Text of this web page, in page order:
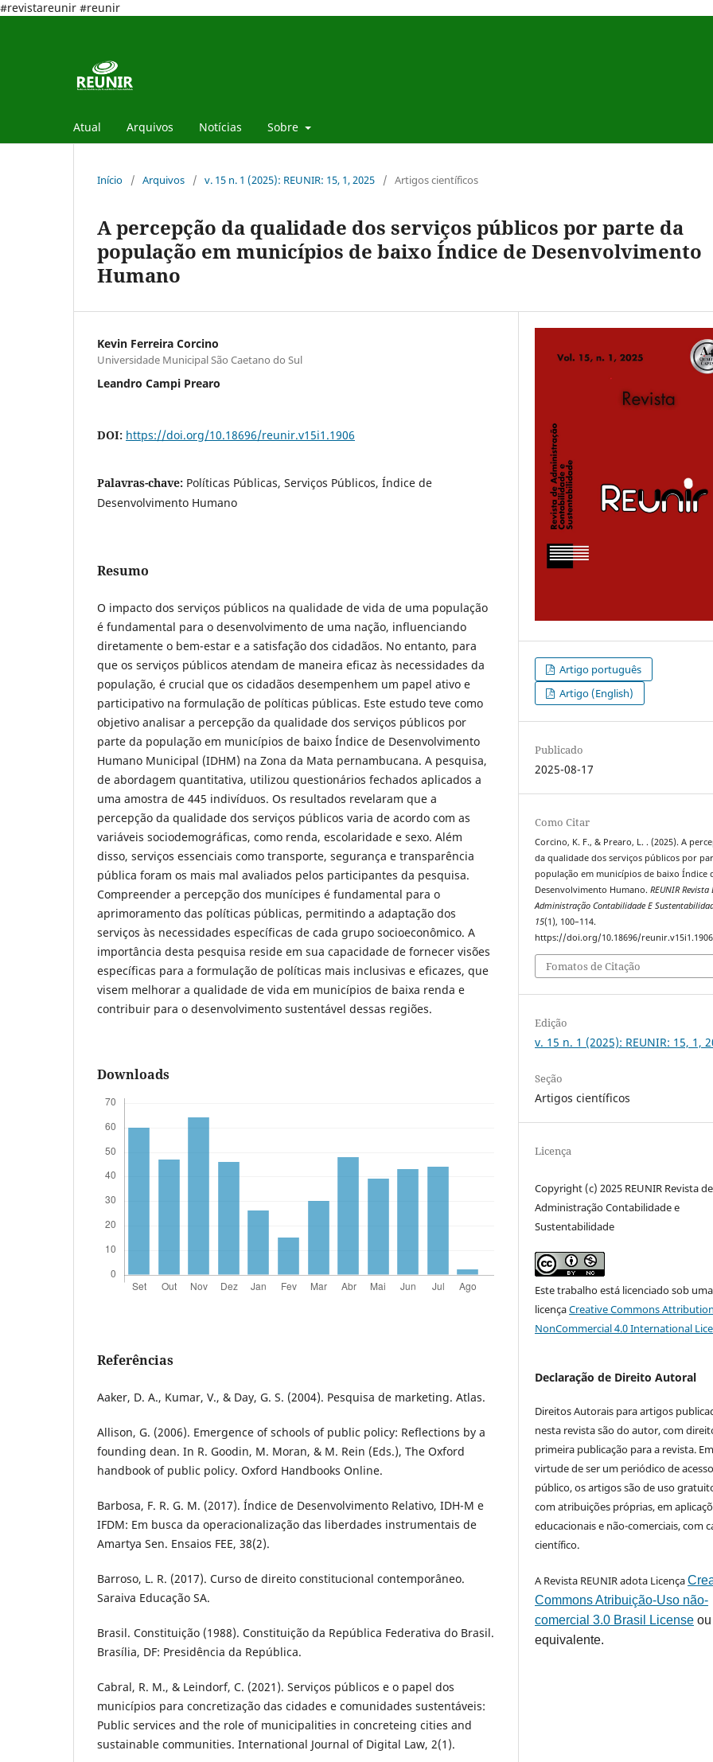
#revistareunir #reunir
Atual Arquivos Notícias Sobre
Início / Arquivos / v. 15 n. 1 (2025): REUNIR: 15, 1, 2025 / Artigos científicos
A percepção da qualidade dos serviços públicos por parte da
população em municípios de baixo Índice de Desenvolvimento
Humano
Kevin Ferreira Corcino
Universidade Municipal São Caetano do Sul
Leandro Campi Prearo
DOI: https://doi.org/10.18696/reunir.v15i1.1906
Palavras-chave: Políticas Públicas, Serviços Públicos, Índice de
Desenvolvimento Humano
Resumo
O impacto dos serviços públicos na qualidade de vida de uma população
é fundamental para o desenvolvimento de uma nação, influenciando
diretamente o bem-estar e a satisfação dos cidadãos. No entanto, para
que os serviços públicos atendam de maneira eficaz às necessidades da
população, é crucial que os cidadãos desempenhem um papel ativo e
participativo na formulação de políticas públicas. Este estudo teve como
objetivo analisar a percepção da qualidade dos serviços públicos por
parte da população em municípios de baixo Índice de Desenvolvimento
Humano Municipal (IDHM) na Zona da Mata pernambucana. A pesquisa,
de abordagem quantitativa, utilizou questionários fechados aplicados a
uma amostra de 445 indivíduos. Os resultados revelaram que a
percepção da qualidade dos serviços públicos varia de acordo com as
variáveis sociodemográficas, como renda, escolaridade e sexo. Além
disso, serviços essenciais como transporte, segurança e transparência
pública foram os mais mal avaliados pelos participantes da pesquisa.
Compreender a percepção dos munícipes é fundamental para o
aprimoramento das políticas públicas, permitindo a adaptação dos
serviços às necessidades específicas de cada grupo socioeconômico. A
importância desta pesquisa reside em sua capacidade de fornecer visões
específicas para a formulação de políticas mais inclusivas e eficazes, que
visem melhorar a qualidade de vida em municípios de baixa renda e
contribuir para o desenvolvimento sustentável dessas regiões.
Downloads
Referências
Aaker, D. A., Kumar, V., & Day, G. S. (2004). Pesquisa de marketing. Atlas.
Allison, G. (2006). Emergence of schools of public policy: Reflections by a
founding dean. In R. Goodin, M. Moran, & M. Rein (Eds.), The Oxford
handbook of public policy. Oxford Handbooks Online.
Barbosa, F. R. G. M. (2017). Índice de Desenvolvimento Relativo, IDH-M e
IFDM: Em busca da operacionalização das liberdades instrumentais de
Amartya Sen. Ensaios FEE, 38(2).
Barroso, L. R. (2017). Curso de direito constitucional contemporâneo.
Saraiva Educação SA.
Brasil. Constituição (1988). Constituição da República Federativa do Brasil.
Brasília, DF: Presidência da República.
Cabral, R. M., & Leindorf, C. (2021). Serviços públicos e o papel dos
municípios para concretização das cidades e comunidades sustentáveis:
Public services and the role of municipalities in concreteing cities and
sustainable communities. International Journal of Digital Law, 2(1).
Artigo português
Artigo (English)
Publicado
2025-08-17
Como Citar
Corcino, K. F., & Prearo, L. . (2025). A
da qualidade dos serviços públicos por
população em municípios de baixo Índice
Desenvolvimento Humano.REUNIR Revista
Administração Contabilidade E
15(1), 100–114.
https://doi.org/10.18696/reunir.v15i1.1906
Fomatos de Citação
Edição
v. 15 n. 1 (2025): REUNIR: 15, 1,
Seção
Artigos científicos
Licença
Copyright (c) 2025 REUNIR Revista de
Administração Contabilidade e
Sustentabilidade
Este trabalho está licenciado sob uma
licençaCreative Commons
NonCommercial 4.0 International
Declaração de Direito Autoral
Direitos Autorais para artigos
nesta revista são do autor, com
primeira publicação para a revista. Em
virtude de ser um periódico de acesso
público, os artigos são de uso
com atribuições próprias, em
educacionais e não-comerciais, com
científico.
A Revista REUNIR adota Licença
Commons Atribuição-Uso não-
comercial 3.0 Brasil License
equivalente.